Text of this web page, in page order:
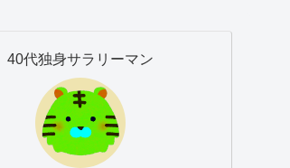
40代独身サラリーマン